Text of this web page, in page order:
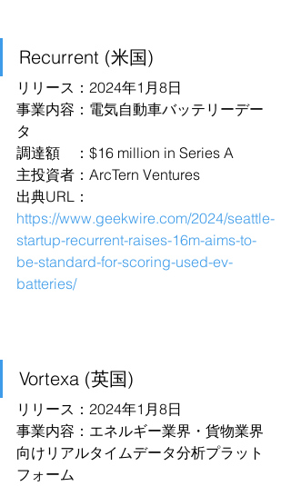
Recurrent (米国)
リリース：2024年1月8日
事業内容：電気自動車バッテリーデー
タ
調達額　：$16 million in Series A
主投資者：ArcTern Ventures
出典URL：
https://www.geekwire.com/2024/seattle-
startup-recurrent-raises-16m-aims-to-
be-standard-for-scoring-used-ev-
batteries/
Vortexa (英国)
リリース：2024年1月8日
事業内容：エネルギー業界・貨物業界
向けリアルタイムデータ分析プラット
フォーム